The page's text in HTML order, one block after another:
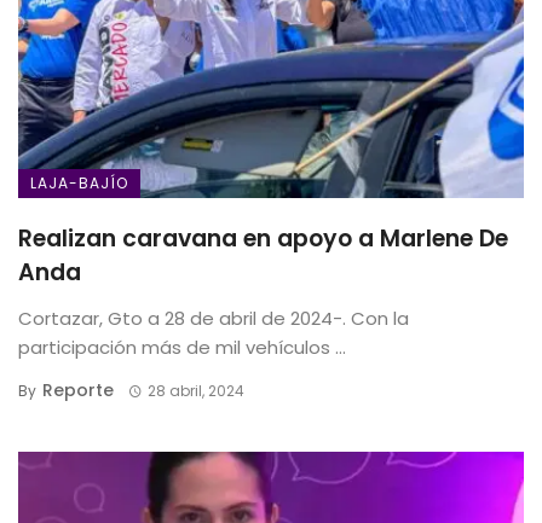
LAJA-BAJÍO
Realizan caravana en apoyo a Marlene De
Anda
Cortazar, Gto a 28 de abril de 2024-. Con la
participación más de mil vehículos ...
By Reporte 28 abril, 2024